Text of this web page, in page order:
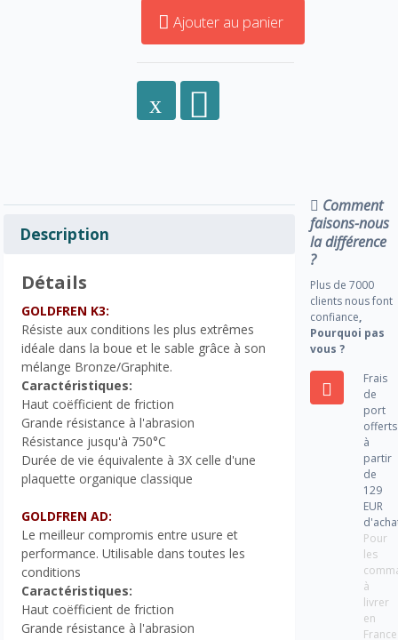
Ajouter au panier
Description
Détails
GOLDFREN K3:
Résiste aux conditions les plus extrêmes
idéale dans la boue et le sable grâce à son
mélange Bronze/Graphite.
Caractéristiques:
Haut coëfficient de friction
Grande résistance à l'abrasion
Résistance jusqu'à 750°C
Durée de vie équivalente à 3X celle d'une
plaquette organique classique
GOLDFREN AD:
Le meilleur compromis entre usure et
performance. Utilisable dans toutes les
conditions
Caractéristiques:
Haut coëfficient de friction
Grande résistance à l'abrasion
Comment
faisons-nous
la différence
?
Plus de 7000
clients nous font
confiance,
Pourquoi pas
vous ?
Frais
de
port
offerts
à
partir
de
129
EUR
Pour
les
à
livrer
en
France